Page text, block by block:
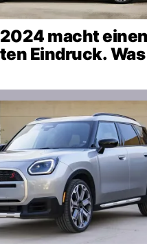
macht einen
Eindruck.